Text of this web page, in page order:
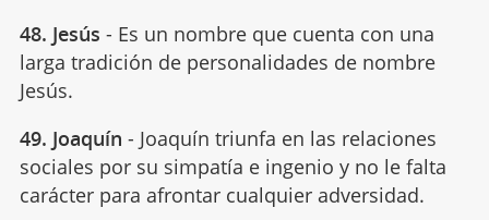
48. Jesús - Es un nombre que cuenta con una
larga tradición de personalidades de nombre
Jesús.
49. Joaquín - Joaquín triunfa en las relaciones
sociales por su simpatía e ingenio y no le falta
carácter para afrontar cualquier adversidad.